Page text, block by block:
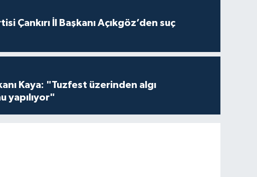
Çankırı İl Başkanı Açıkgöz’den suç
Kaya: "Tuzfest üzerinden algı
yapılıyor"